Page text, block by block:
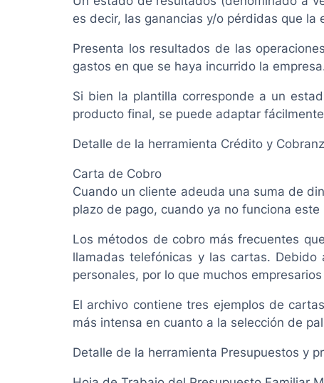
es decir, las ganancias y/o pérdidas que la
Presenta los resultados de las
gastos en que se haya incurrido la
Si bien la plantilla corresponde a un
producto final, se puede adaptar
Detalle de la herramienta Crédito y
Carta de Cobro
Cuando un cliente adeuda una suma de
plazo de pago, cuando ya no funciona
Los métodos de cobro más frecuentes
llamadas telefónicas y las cartas.
personales, por lo que muchos
El archivo contiene tres ejemplos de
más intensa en cuanto a la selección de
Detalle de la herramienta Presupuestos y